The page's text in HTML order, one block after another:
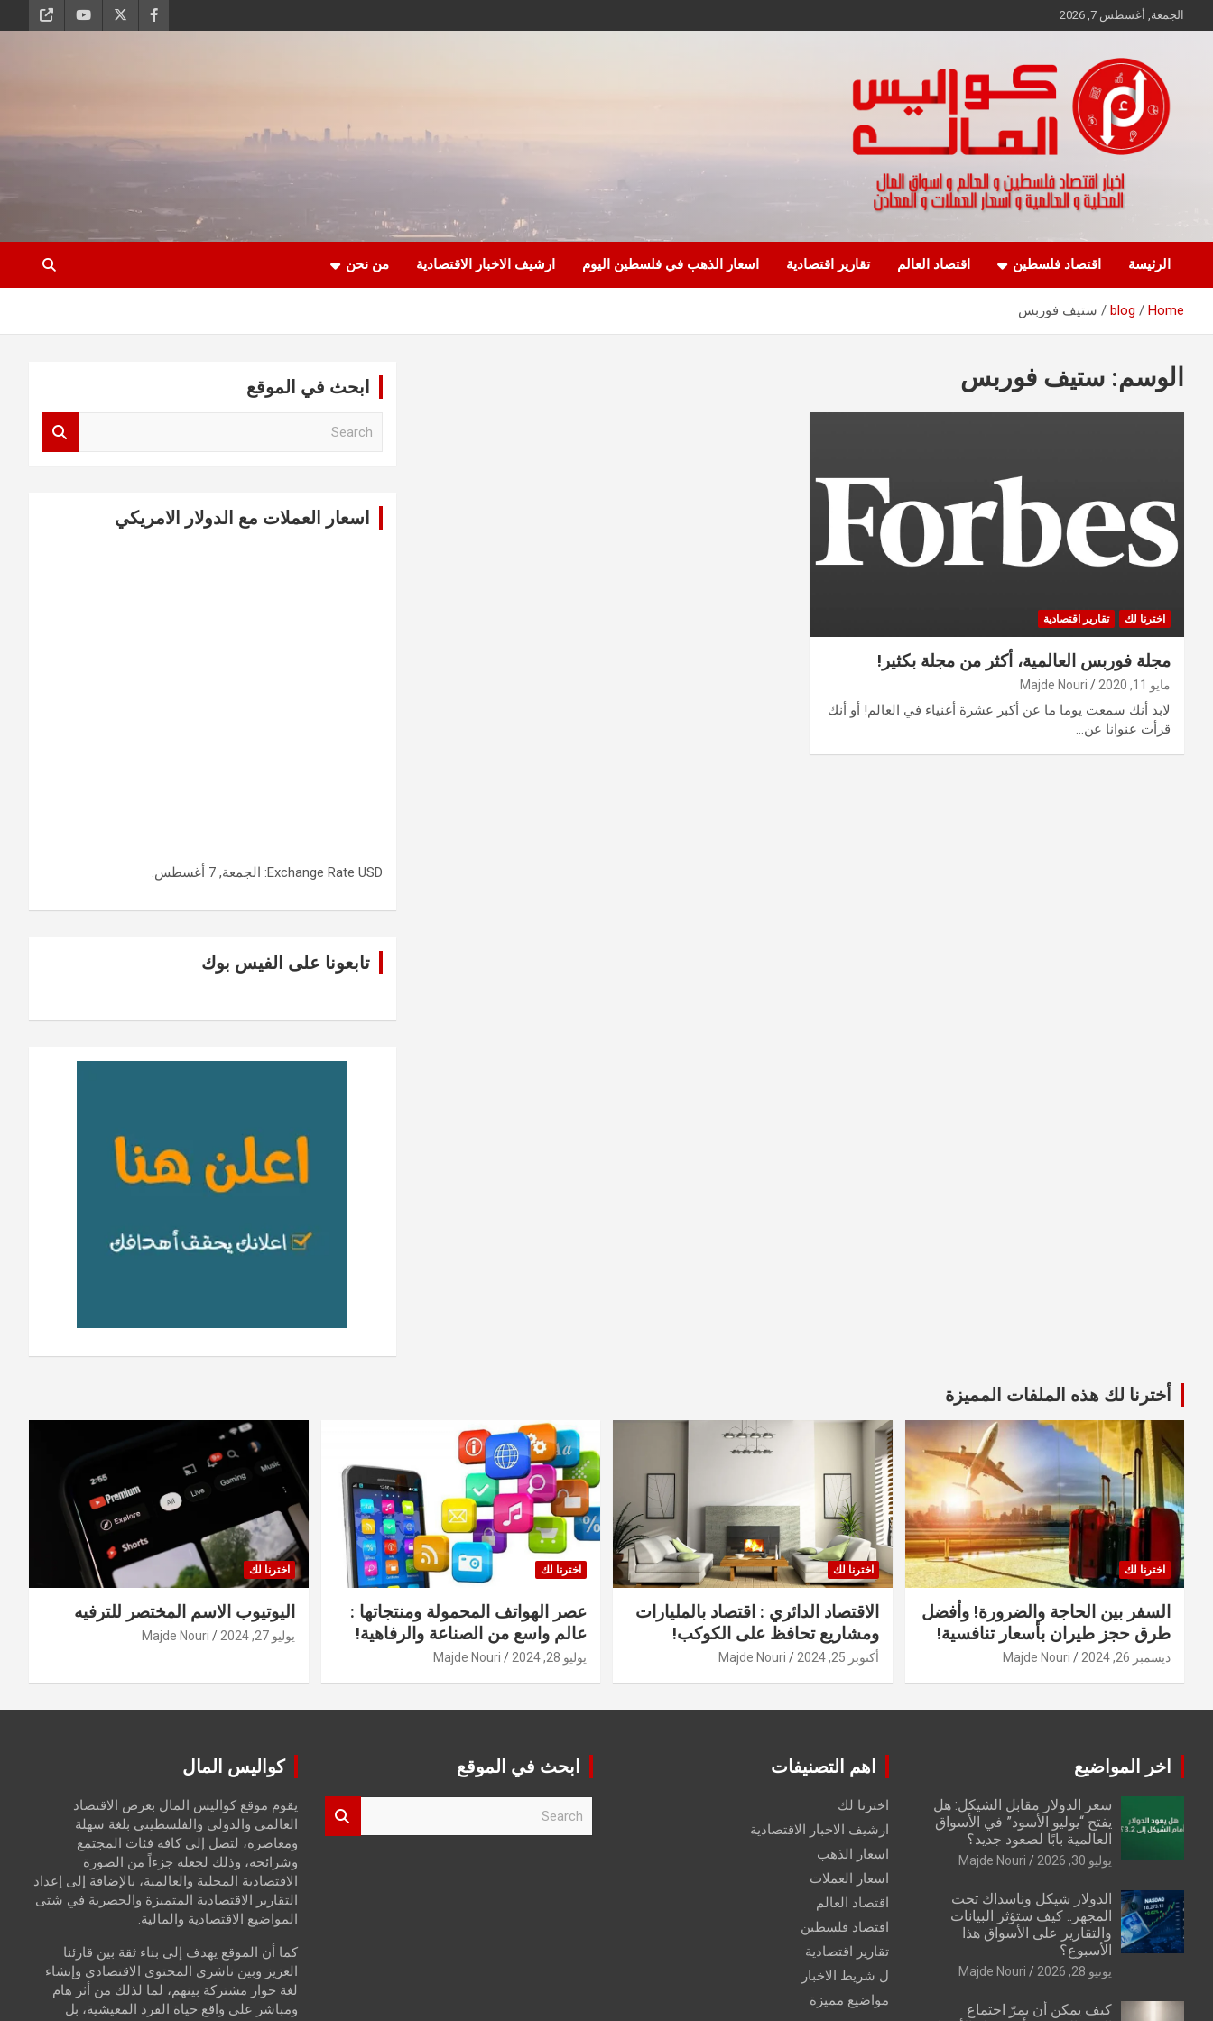
to
الجمعة, أغسطس 7, 2026
كواليس المال
الرئيسة اقتصاد فلسطين اقتصاد العالم تقارير اقتصادية اسعار الذهب في فلسطين اليوم ارشيف الاخبار الاقتصادية من نحن
Home
blog ستيف فوربس
الوسم: ستيف فوربس
اخترنا لك تقارير اقتصادية
مجلة فوربس العالمية، أكثر من مجلة بكثير!
مايو 11, 2020 Majde Nouri
لابد أنك سمعت يوما ما عن أكبر عشرة أغنياء في العالم! أو أنك
قرأت عنوانا عن…
ابحث في الموقع
اسعار العملات مع الدولار الامريكي
Exchange Rate USD : الجمعة, 7 أغسطس.
تابعونا على الفيس بوك
أخترنا لك هذه الملفات المميزة
اخترنا لك
السفر بين الحاجة والضرورة! وأفضل
طرق حجز طيران بأسعار تنافسية!
ديسمبر 26, 2024 Majde Nouri
اخترنا لك
الاقتصاد الدائري : اقتصاد بالمليارات
ومشاريع تحافظ على الكوكب!
أكتوبر 25, 2024 Majde Nouri
اخترنا لك
عصر الهواتف المحمولة ومنتجاتها :
عالم واسع من الصناعة والرفاهية!
يوليو 28, 2024 Majde Nouri
اخترنا لك
اليوتيوب الاسم المختصر للترفيه
يوليو 27, 2024 Majde Nouri
اخر المواضيع
سعر الدولار مقابل الشيكل: هل
يفتح “يوليو الأسود” في الأسواق
العالمية بابًا لصعود جديد؟
يوليو 30, 2026 Majde Nouri
الدولار شيكل وناسداك تحت
المجهر.. كيف ستؤثر البيانات
والتقارير على الأسواق هذا
الأسبوع؟
يونيو 28, 2026 Majde Nouri
كيف يمكن أن يمرّ اجتماع
اهم التصنيفات
اخترنا لك
ارشيف الاخبار الاقتصادية
اسعار الذهب
اسعار العملات
اقتصاد العالم
اقتصاد فلسطين
تقارير اقتصادية
ل شريط الاخبار
مواضيع مميزة
ابحث في الموقع كواليس المال
يقوم موقع كواليس المال بعرض الاقتصاد
العالمي والدولي والفلسطيني بلغة سهلة
ومعاصرة، لتصل إلى كافة فئات المجتمع
وشرائحه، وذلك لجعله جزءاً من الصورة
الاقتصادية المحلية والعالمية، بالإضافة إلى إعداد
التقارير الاقتصادية المتميزة والحصرية في شتى
المواضيع الاقتصادية والمالية.
كما أن الموقع يهدف إلى بناء ثقة بين قارئنا
العزيز وبين ناشري المحتوى الاقتصادي وإنشاء
لغة حوار مشتركة بينهم، لما لذلك من أثر هام
ومباشر على واقع حياة الفرد المعيشية، بل